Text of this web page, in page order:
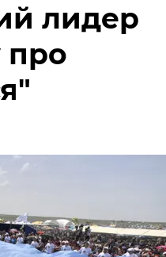
лидер
про